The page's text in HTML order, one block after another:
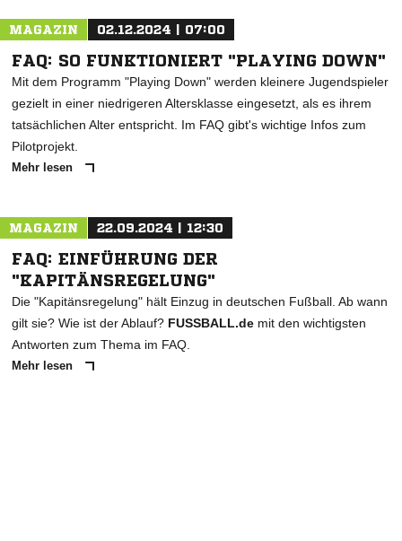
MAGAZIN 02.12.2024 | 07:00
FAQ: SO FUNKTIONIERT "PLAYING DOWN"
Mit dem Programm "Playing Down" werden kleinere Jugendspieler
gezielt in einer niedrigeren Altersklasse eingesetzt, als es ihrem
tatsächlichen Alter entspricht. Im FAQ gibt's wichtige Infos zum
Pilotprojekt.
Mehr lesen
MAGAZIN 22.09.2024 | 12:30
FAQ: EINFÜHRUNG DER
"KAPITÄNSREGELUNG"
Die "Kapitänsregelung" hält Einzug in deutschen Fußball. Ab wann
gilt sie? Wie ist der Ablauf? FUSSBALL.de mit den wichtigsten
Antworten zum Thema im FAQ.
Mehr lesen